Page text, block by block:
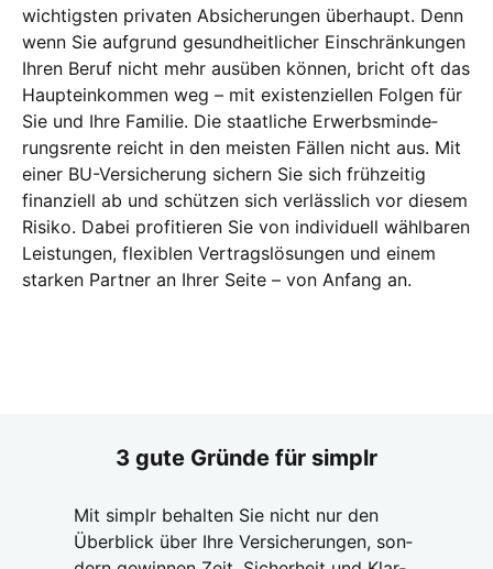
wich­tigs­ten pri­va­ten Absi­che­run­gen über­haupt. Denn
wenn Sie auf­grund gesund­heit­li­cher Ein­schrän­kun­gen
Ihren Beruf nicht mehr aus­üben kön­nen, bricht oft das
Haupt­ein­kom­men weg – mit exis­ten­zi­el­len Fol­gen für
Sie und Ihre Fami­lie. Die staat­li­che Erwerbs­min­de­
rungs­ren­te reicht in den meis­ten Fäl­len nicht aus. Mit
einer BU-Ver­si­che­rung sichern Sie sich früh­zei­tig
finan­zi­ell ab und schüt­zen sich ver­läss­lich vor die­sem
Risi­ko. Dabei pro­fi­tie­ren Sie von indi­vi­du­ell wähl­ba­ren
Leis­tun­gen, fle­xi­blen Ver­trags­lö­sun­gen und einem
star­ken Part­ner an Ihrer Sei­te – von Anfang an.
3 gute Grün­de für sim­plr
Mit sim­plr behal­ten Sie nicht nur den
Über­blick über Ihre Ver­si­che­run­gen, son­